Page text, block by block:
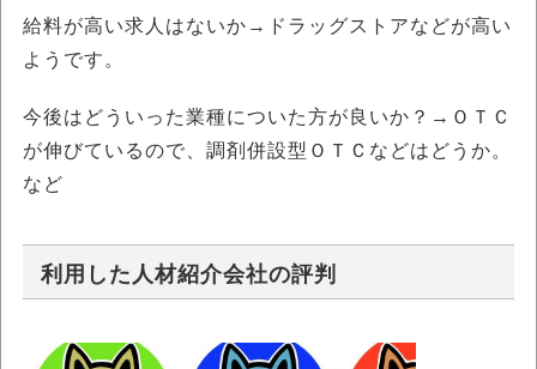
給料が高い求人はないか→ドラッグストアなどが高い
ようです。
今後はどういった業種についた方が良いか？→ＯＴＣ
が伸びているので、調剤併設型ＯＴＣなどはどうか。
など
利用した人材紹介会社の評判